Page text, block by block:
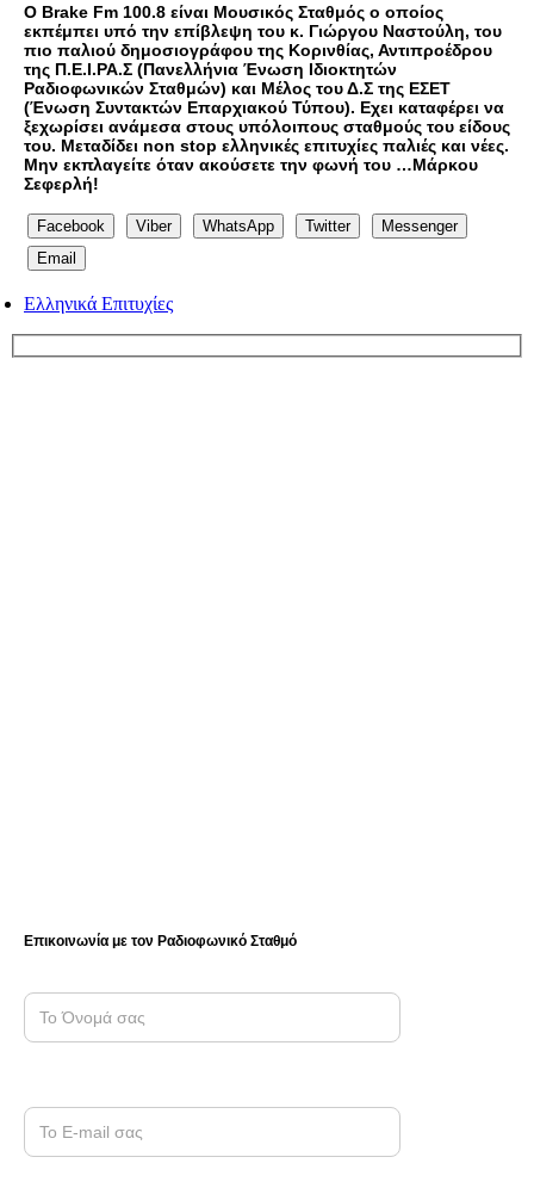
Ο Brake Fm 100.8 είναι Μουσικός Σταθμός ο οποίος
εκπέμπει υπό την επίβλεψη του κ. Γιώργου Ναστούλη, του
πιο παλιού δημοσιογράφου της Κορινθίας, Αντιπροέδρου
της Π.Ε.Ι.ΡΑ.Σ (Πανελλήνια Ένωση Ιδιοκτητών
Ραδιοφωνικών Σταθμών) και Μέλος του Δ.Σ της ΕΣΕΤ
(Ένωση Συντακτών Επαρχιακού Τύπου). Εχει καταφέρει να
ξεχωρίσει ανάμεσα στους υπόλοιπους σταθμούς του είδους
του. Μεταδίδει non stop ελληνικές επιτυχίες παλιές και νέες.
Μην εκπλαγείτε όταν ακούσετε την φωνή του …Μάρκου
Σεφερλή!
Facebook Viber WhatsApp Twitter
Messenger
Email
Ελληνικά Επιτυχίες
Επικοινωνία με τον Ραδιοφωνικό Σταθμό